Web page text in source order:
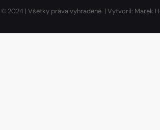
© 2024 | Všetky práva vyhradené. | Vytvoril: Marek